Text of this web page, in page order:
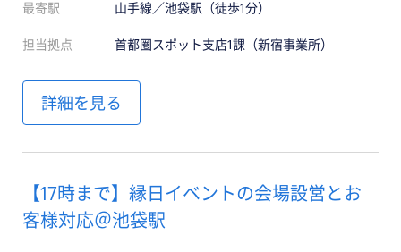
最寄駅 山手線／池袋駅（徒歩1分）
担当拠点 首都圏スポット支店1課（新宿事業所）
詳細を見る
【17時まで】縁日イベントの会場設営とお
客様対応＠池袋駅